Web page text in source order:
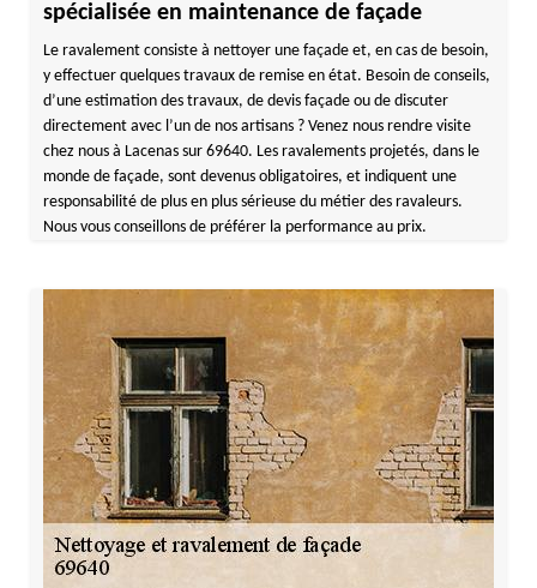
spécialisée en maintenance de façade
Le ravalement consiste à nettoyer une façade et, en cas de besoin,
y effectuer quelques travaux de remise en état. Besoin de conseils,
d’une estimation des travaux, de devis façade ou de discuter
directement avec l’un de nos artisans ? Venez nous rendre visite
chez nous à Lacenas sur 69640. Les ravalements projetés, dans le
monde de façade, sont devenus obligatoires, et indiquent une
responsabilité de plus en plus sérieuse du métier des ravaleurs.
Nous vous conseillons de préférer la performance au prix.